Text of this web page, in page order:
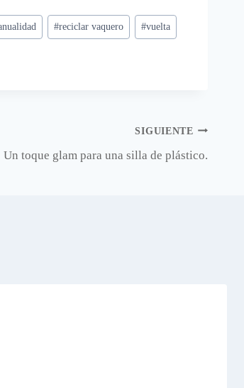
#reciclar vaquero #vuelta
SIGUIENTE
Un toque glam para una silla de plástico.